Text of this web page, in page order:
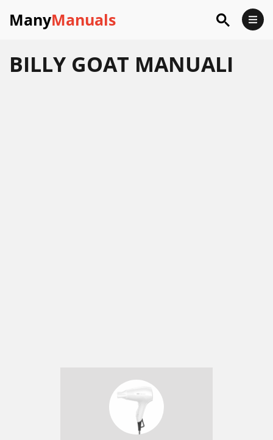
ManyManuals
BILLY GOAT MANUALI